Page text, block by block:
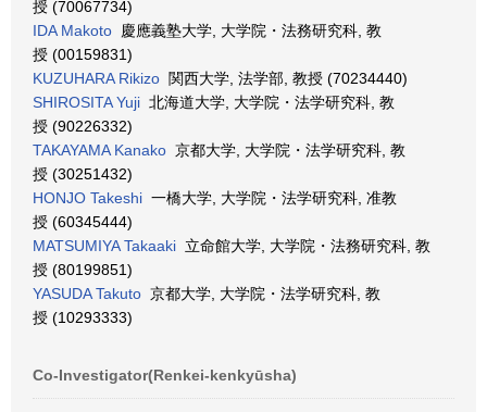
授 (70067734)
IDA Makoto 慶應義塾大学, 大学院・法務研究科, 教
授 (00159831)
KUZUHARA Rikizo 関西大学, 法学部, 教授 (70234440)
SHIROSITA Yuji 北海道大学, 大学院・法学研究科, 教
授 (90226332)
TAKAYAMA Kanako 京都大学, 大学院・法学研究科, 教
授 (30251432)
HONJO Takeshi 一橋大学, 大学院・法学研究科, 准教
授 (60345444)
MATSUMIYA Takaaki 立命館大学, 大学院・法務研究科, 教
授 (80199851)
YASUDA Takuto 京都大学, 大学院・法学研究科, 教
授 (10293333)
Co-Investigator(Renkei-kenkyūsha)